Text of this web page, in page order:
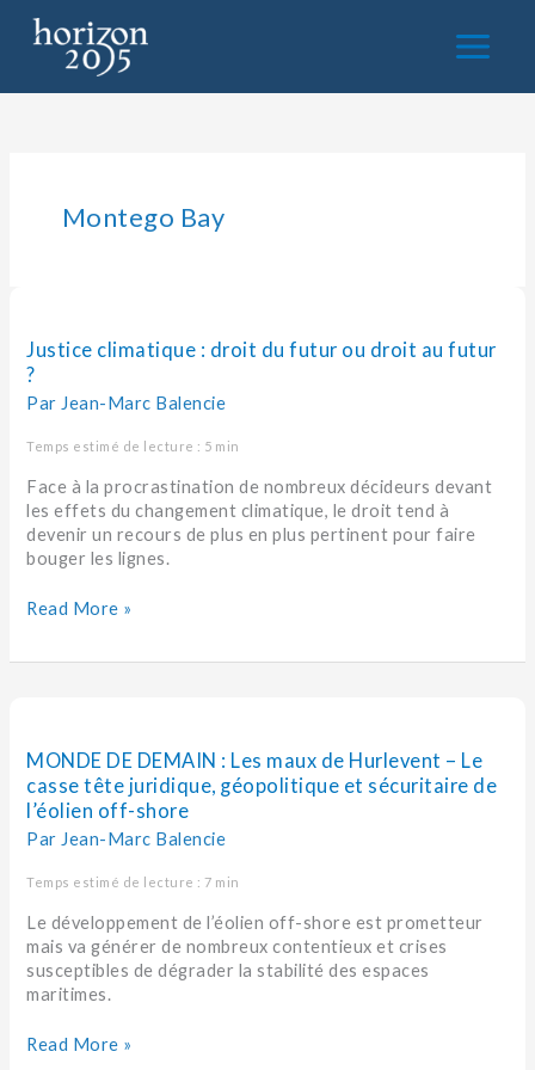
contenu
Montego Bay
Justice climatique : droit du futur ou droit au futur
?
Par Jean-Marc Balencie
Temps estimé de lecture : 5 min
Face à la procrastination de nombreux décideurs devant
les effets du changement climatique, le droit tend à
devenir un recours de plus en plus pertinent pour faire
bouger les lignes.
droit
du
futur
ou
au
futur
?
Read More »
MONDE DE DEMAIN : Les maux de Hurlevent – Le
casse tête juridique, géopolitique et sécuritaire de
l’éolien off-shore
Par Jean-Marc Balencie
Temps estimé de lecture : 7 min
Le développement de l’éolien off-shore est prometteur
mais va générer de nombreux contentieux et crises
susceptibles de dégrader la stabilité des espaces
maritimes.
DEMAIN :
Les
maux
Hurlevent
–
casse
tête
juridique,
géopolitique
sécuritaire
Read More »